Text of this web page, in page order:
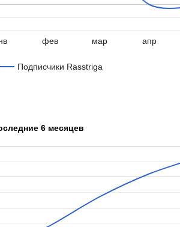
Подписчики Rasstriga
фев мар апр
6 месяцев